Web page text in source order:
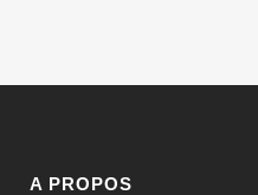
A PROPOS